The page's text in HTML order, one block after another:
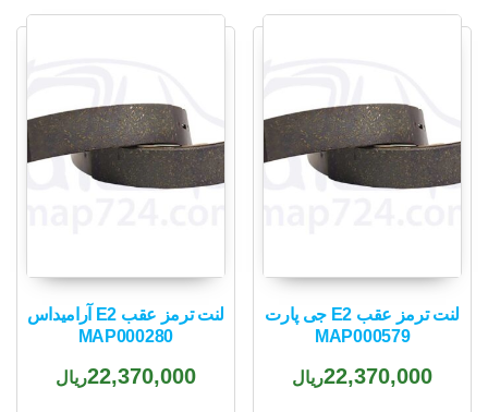
لنت ترمز عقب E2 جی پارت
MAP000579
22,370,000ریال
لنت ترمز عقب E2 آرامیداس
MAP000280
22,370,000ریال